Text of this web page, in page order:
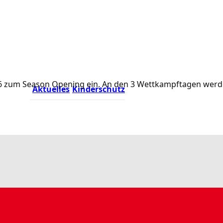
Aktuelles Kinderschutz
zum Season Opening ein. An den 3 Wettkampftagen